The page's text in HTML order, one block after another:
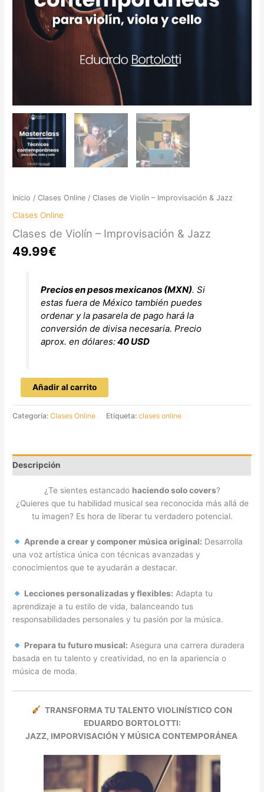
Inicio /Clases Online / Clases de Violín – Improvisación & Jazz
Clases Online
Clases de Violín – Improvisación & Jazz
49.99€
Precios en pesos mexicanos (MXN). Si
estas fuera de México también puedes
ordenar y la pasarela de pago hará la
conversión de divisa necesaria. Precio
aprox. en dólares:40 USD
Añadir al carrito
Categoría:Clases Online Etiqueta:clases online
Descripción
¿Te sientes estancado haciendo solo covers?
¿Quieres que tu habilidad musical sea reconocida más allá de
tu imagen? Es hora de liberar tu verdadero potencial.
Aprende a crear y componer música original: Desarrolla
una voz artística única con técnicas avanzadas y
conocimientos que te ayudarán a destacar.
Lecciones personalizadas y flexibles: Adapta tu
aprendizaje a tu estilo de vida, balanceando tus
responsabilidades personales y tu pasión por la música.
Prepara tu futuro musical: Asegura una carrera duradera
basada en tu talento y creatividad, no en la apariencia o
música de moda.
TRANSFORMA TU TALENTO VIOLINÍSTICO CON
EDUARDO BORTOLOTTI:
JAZZ, IMPORVISACIÓN Y MÚSICA CONTEMPORÁNEA